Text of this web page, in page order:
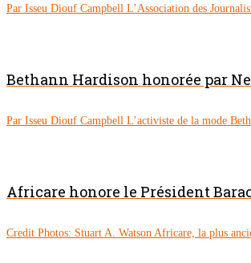
Par Isseu Diouf Campbell L’Association des
Bethann Hardison honorée par
Par Isseu Diouf Campbell L’activiste de la mode
Africare honore le Président
Credit Photos: Stuart A. Watson Africare, la plus